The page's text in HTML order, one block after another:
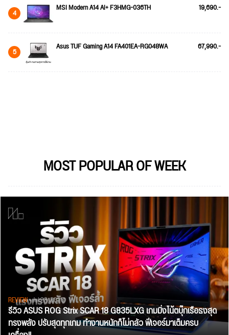
4 MSI Modern A14 AI+ F3HMG-036TH 19,690.-
5 Asus TUF Gaming A14 FA401EA-RG048WA 67,990.-
MOST POPULAR OF WEEK
REVIEW• Jul 28, 2026
รีวิว ASUS ROG Strix SCAR 18 G835LXG เกมมิ่งโน้ตบุ๊กเรือธงสุด
ทรงพลัง ปรับสุดทุกเกม ทำงานหนักก็ไม่กลัว ฟีเจอร์มาเต็มครบ